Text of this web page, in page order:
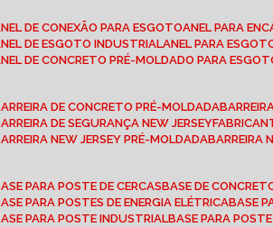
ANEL DE CONEXÃO PARA ESGOTO ANEL PARA
ANEL DE ESGOTO INDUSTRIAL ANEL PARA
ANEL DE CONCRETO PRÉ-MOLDADO PARA
BARREIRA DE CONCRETO PRÉ-MOLDADA
BARREIRA DE SEGURANÇA NEW JERSEY
BARREIRA NEW JERSEY PRÉ-MOLDADA BARREIRA
BASE PARA POSTE DE CERCAS BASE DE
BASE PARA POSTES DE ENERGIA ELÉTRICA BASE
BASE PARA POSTE INDUSTRIAL BASE PARA